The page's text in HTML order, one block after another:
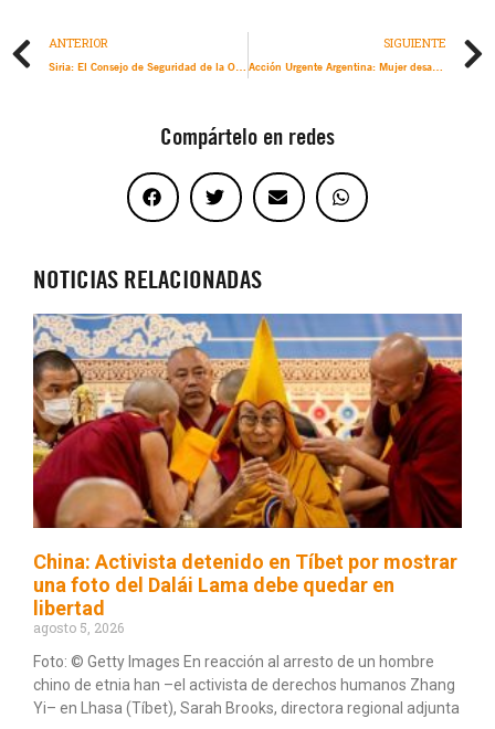
ANTERIOR
Siria: El Consejo de Seguridad de la ONU debe renovar la ayuda humanitaria transfronteriza durante al menos un año para evitar una catástrofe humanitaria
SIGUIENTE
Acción Urgente Argentina: Mujer desaparecida en medio de un posible feminicidio
Compártelo en redes
NOTICIAS RELACIONADAS
China: Activista detenido en Tíbet por mostrar
una foto del Dalái Lama debe quedar en
libertad
agosto 5, 2026
Foto: © Getty Images En reacción al arresto de un hombre
chino de etnia han –el activista de derechos humanos Zhang
Yi– en Lhasa (Tíbet), Sarah Brooks, directora regional adjunta